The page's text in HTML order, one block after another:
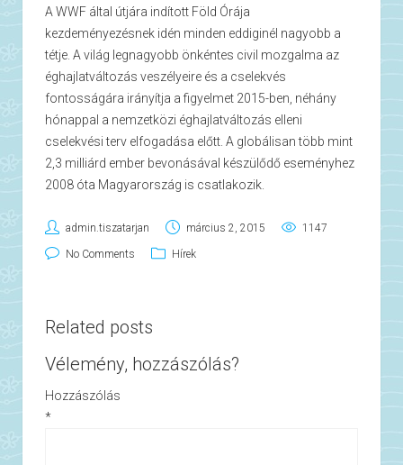
A WWF által útjára indított Föld Órája
kezdeményezésnek idén minden eddiginél nagyobb a
tétje. A világ legnagyobb önkéntes civil mozgalma az
éghajlatváltozás veszélyeire és a cselekvés
fontosságára irányítja a figyelmet 2015-ben, néhány
hónappal a nemzetközi éghajlatváltozás elleni
cselekvési terv elfogadása előtt. A globálisan több mint
2,3 milliárd ember bevonásával készülődő eseményhez
2008 óta Magyarország is csatlakozik.
admin.tiszatarjan március 2, 2015 1147
No Comments Hírek
Related posts
Vélemény, hozzászólás?
Hozzászólás
*